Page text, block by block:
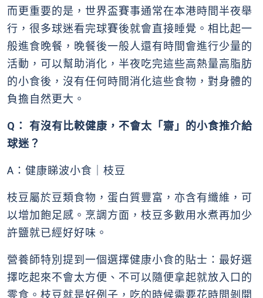
而更重要的是，世界盃賽事通常在本港時間半夜舉
行，很多球迷看完球賽後就會直接睡覺。相比起一
般進食晚餐，晚餐後一般人還有時間會進行少量的
活動，可以幫助消化，半夜吃完這些高熱量高脂肪
的小食後，沒有任何時間消化這些食物，對身體的
負擔自然更大。
Q： 有沒有比較健康，不會太「齋」的小食推介給
球迷？
A：健康睇波小食｜枝豆
枝豆屬於豆類食物，蛋白質豐富，亦含有纖維，可
以增加飽足感。烹調方面，枝豆多數用水煮再加少
許鹽就已經好好味。
營養師特別提到一個選擇健康小食的貼士：最好選
擇吃起來不會太方便、不可以隨便拿起就放入口的
零食。枝豆就是好例子，吃的時候需要花時間剝開